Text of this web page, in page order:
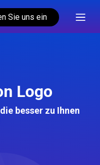
Sie uns ein
Logo
besser zu Ihnen